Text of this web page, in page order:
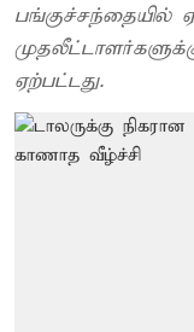
பங்குச்சந்தையில் ஏற்பட்ட
ஏற்பட்டது.